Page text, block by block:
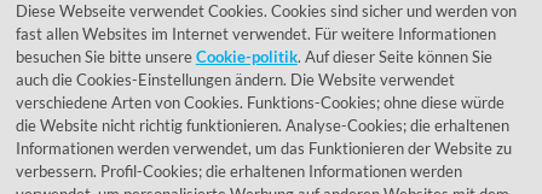
de@lumidora.com
FacebookInstagram
Kundenmeinungen
Exzellent - eKomi.de
Diese Webseite verwendet Cookies. Cookies sind sicher und werden von
fast allen Websites im Internet verwendet. Für weitere Informationen
besuchen Sie bitte unsereCookie-politik. Auf dieser Seite können Sie
auch die Cookies-Einstellungen ändern. Die Website verwendet
verschiedene Arten von Cookies. Funktions-Cookies; ohne diese würde
die Website nicht richtig funktionieren. Analyse-Cookies; die erhaltenen
Informationen werden verwendet, um das Funktionieren der Website zu
verbessern. Profil-Cookies; die erhaltenen Informationen werden